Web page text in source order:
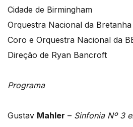
Cidade de Birmingham
Orquestra Nacional da Bretanha
Coro e Orquestra Nacional da
Direção de Ryan Bancroft
Programa
Gustav Mahler – Sinfonia Nº 3